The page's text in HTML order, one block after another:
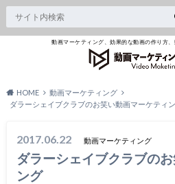
動画マーケティング、効果的な動画の作り方
HOME
動画マーケティング
ダラーシェイブクラブのお笑い動画マーケティ
2017.06.22 動画マーケティング
ダラーシェイブクラブの
ング